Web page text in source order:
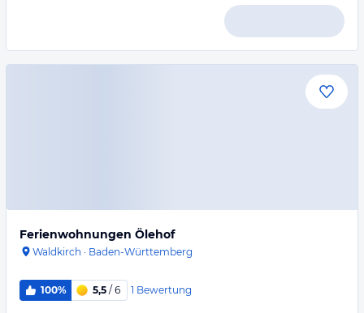
Ferienwohnungen Ölehof
Waldkirch · Baden-Württemberg
100% 5,5 / 6 1 Bewertung